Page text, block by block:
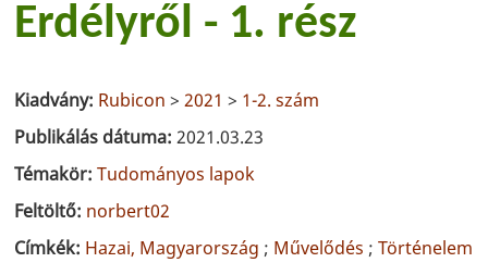
Erdélyről - 1. rész
Kiadvány: Rubicon >2021 > 1-2. szám
Publikálás dátuma:2021.03.23
Témakör:Tudományos lapok
Feltöltő: norbert02
Címkék: Hazai, Magyarország ; Művelődés ;Történelem